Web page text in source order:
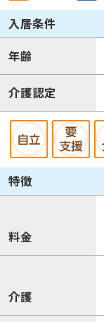
入居条件
年齢
介護認定
特徴
料金
介護